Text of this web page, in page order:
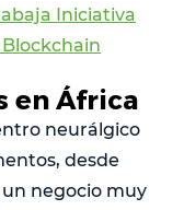
Iniciativa
en África
neurálgico
desde
negocio muy